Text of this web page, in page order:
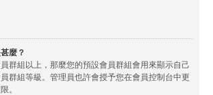
麼？
群組以上，那麼您的預設會員群組會用來顯示自己
群組等級。管理員也許會授予您在會員控制台中更
。